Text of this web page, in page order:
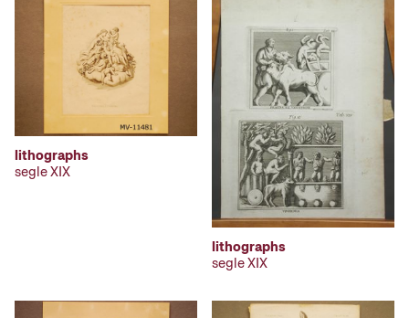
lithographs
segle XIX
lithographs
segle XIX